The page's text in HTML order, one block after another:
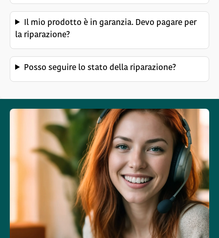
Il mio prodotto è in garanzia. Devo pagare per
la riparazione?
Posso seguire lo stato della riparazione?